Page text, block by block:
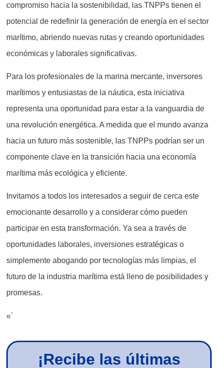
compromiso hacia la sostenibilidad, las TNPPs tienen el
potencial de redefinir la generación de energía en el sector
marítimo, abriendo nuevas rutas y creando oportunidades
económicas y laborales significativas.
Para los profesionales de la marina mercante, inversores
marítimos y entusiastas de la náutica, esta iniciativa
representa una oportunidad para estar a la vanguardia de
una revolución energética. A medida que el mundo avanza
hacia un futuro más sostenible, las TNPPs podrían ser un
componente clave en la transición hacia una economía
marítima más ecológica y eficiente.
Invitamos a todos los interesados a seguir de cerca este
emocionante desarrollo y a considerar cómo pueden
participar en esta transformación. Ya sea a través de
oportunidades laborales, inversiones estratégicas o
simplemente abogando por tecnologías más limpias, el
futuro de la industria marítima está lleno de posibilidades y
promesas.
«`
¡Recibe las últimas